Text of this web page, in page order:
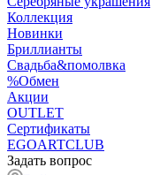
Коллекция
Новинки
Бриллианты
Свадьба&помолвка
%Обмен
Акции
OUTLET
Сертификаты
EGOARTCLUB
Задать вопрос